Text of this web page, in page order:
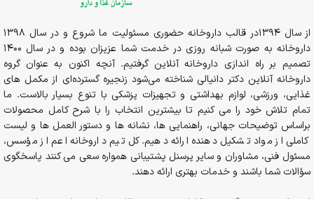
از سال 1394در قالب داروخانه حضوری مسئولیت ما شروع و در سال 1398
داروخانه به صورت شبانه روزی در خدمت شما عزیزان بوده و در سال 1400
تصمیم بر راه اندازی داروخانه آنلاین گرفتیم. آنچه اکنون به عنوان گروه
داروخانه آنلاین دکتر دانیالی شناخته می‌شود زنجیره گسترده‌ای از مکمل های
غذایی، ورزشی، لوازم بهداشتی و تجهیزات پزشکی با تنوع بسیار بالاست. ما
تمام تلاش خود را می کنیم تا بیشترین انتخاب را با شرح کامل محصولات
براساس توضیحات جهانی، راهنمایی ها، نشانه ها و دستور العمل ها و لیست
کاملی از مواد تشکیل دهنده ارائه دهیم. کل تیم داروخانه اعم از مؤسس،
مسئول فنی، مشاوران و سایر پرسنل پشتیبانی همواره سعی می کنند پاسخگوی
سؤالات شما باشند و خدمات بهتری ارائه دهند.